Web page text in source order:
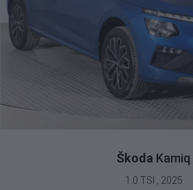
Škoda Kamiq
1.0 TSI , 2025